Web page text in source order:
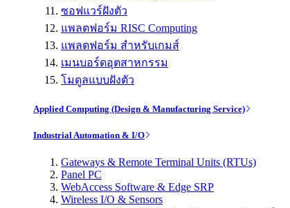
ซอฟแวร์ฝังตัว
แพลตฟอร์ม RISC Computing
แพลตฟอร์ม สำหรับเกมส์
เมนบอร์ดอุตสาหกรรม
โมดูลแบบฝังตัว
Applied Computing (Design & Manufacturing Service)
Industrial Automation & I/O
Gateways & Remote Terminal Units (RTUs)
Panel PC
WebAccess Software & Edge SRP
Wireless I/O & Sensors